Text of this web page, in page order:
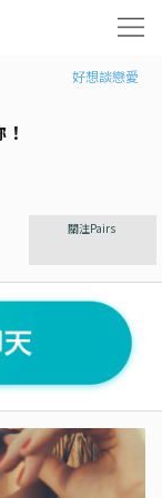
好想談戀愛
關注Pairs